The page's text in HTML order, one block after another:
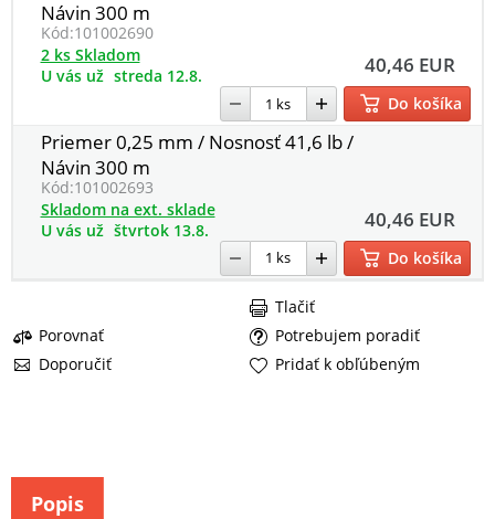
Návin 300 m
Kód:101002690
40,46 EUR
2 ks Skladom
U vás už streda 12.8.
Do košíka
Priemer 0,25 mm / Nosnosť 41,6 lb /
Návin 300 m
Kód:101002693
40,46 EUR
Skladom na ext. sklade
U vás už štvrtok 13.8.
Do košíka
Porovnať
Potrebujem poradiť
Doporučiť
Tlačiť
Pridať k obľúbeným
Popis